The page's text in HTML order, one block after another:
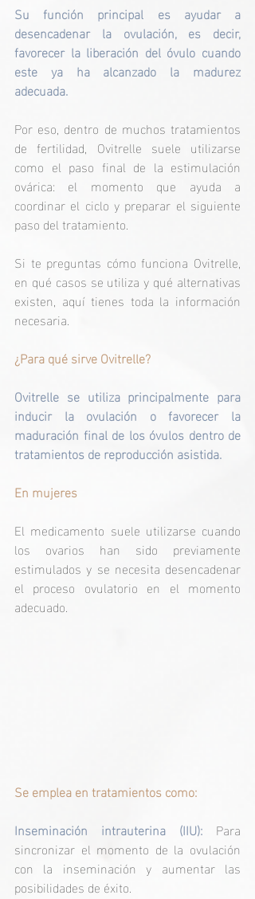
Su función principal es ayudar a
desencadenar la ovulación, es decir,
favorecer la liberación del óvulo cuando
este ya ha alcanzado la madurez
adecuada.
Por eso, dentro de muchos tratamientos
de fertilidad, Ovitrelle suele utilizarse
como el paso final de la estimulación
ovárica: el momento que ayuda a
coordinar el ciclo y preparar el siguiente
paso del tratamiento.
Si te preguntas cómo funciona Ovitrelle,
en qué casos se utiliza y qué alternativas
existen, aquí tienes toda la información
necesaria.
¿Para qué sirve Ovitrelle?
Ovitrelle se utiliza principalmente para
inducir la ovulación o favorecer la
maduración final de los óvulos dentro de
tratamientos de reproducción asistida.
En mujeres
El medicamento suele utilizarse cuando
los ovarios han sido previamente
estimulados y se necesita desencadenar
el proceso ovulatorio en el momento
adecuado.
Se emplea en tratamientos como:
Inseminación intrauterina (IIU): Para
sincronizar el momento de la ovulación
con la inseminación y aumentar las
posibilidades de éxito.